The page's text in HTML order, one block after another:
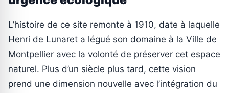
L’histoire de ce site remonte à 1910, date à laquelle
Henri de Lunaret a légué son domaine à la Ville de
Montpellier avec la volonté de préserver cet espace
naturel. Plus d’un siècle plus tard, cette vision
prend une dimension nouvelle avec l’intégration du